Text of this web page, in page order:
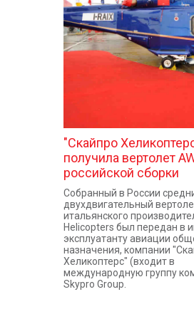
КОНТАКТЫ
"Скайпро
получила вертолет
российской сборки
Собранный в России
двухдвигательный
итальянского
Helicopters был передан в
эксплуатанту авиации
назначения, компании
Хеликоптерс" (входит в
международную группу
Skypro Group.